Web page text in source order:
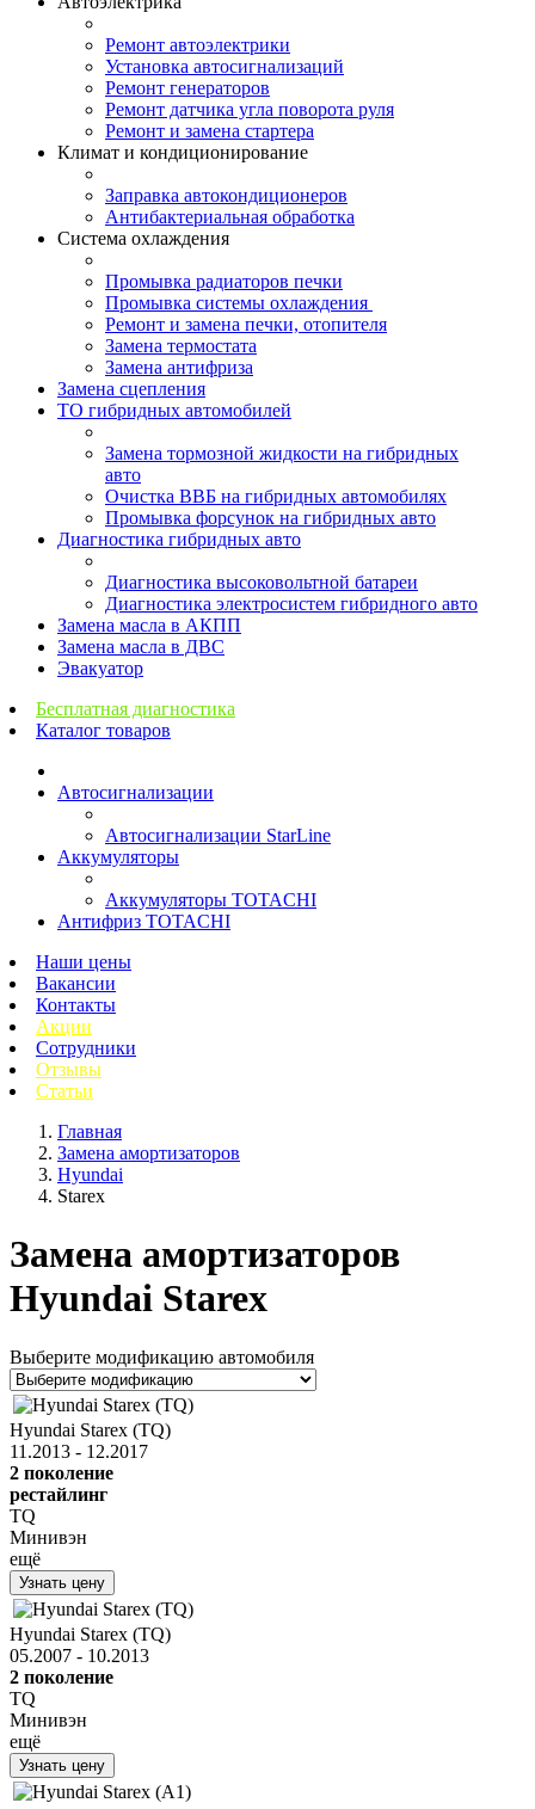
Ремонт автоэлектрики
Установка автосигнализаций
Ремонт генераторов
Ремонт датчика угла поворота руля
Ремонт и замена стартера
Климат и кондиционирование
Заправка автокондиционеров
Антибактериальная обработка
Система охлаждения
Промывка радиаторов печки
Промывка системы охлаждения
Ремонт и замена печки, отопителя
Замена термостата
Замена антифриза
Замена сцепления
ТО гибридных автомобилей
Замена тормозной жидкости на гибридных
авто
Очистка ВВБ на гибридных автомобилях
Промывка форсунок на гибридных авто
Диагностика гибридных авто
Диагностика высоковольтной батареи
Диагностика электросистем гибридного авто
Замена масла в АКПП
Замена масла в ДВС
Эвакуатор
Бесплатная диагностика
Каталог товаров
Автосигнализации
Автосигнализации StarLine
Аккумуляторы
Аккумуляторы TOTACHI
Антифриз TOTACHI
Наши цены
Вакансии
Контакты
Акции
Сотрудники
Отзывы
Статьи
Главная
Замена амортизаторов
Hyundai
Starex
Замена амортизаторов
Hyundai Starex
Выберите модификацию автомобиля
Hyundai Starex (TQ)
11.2013 - 12.2017
2 поколение
рестайлинг
TQ
Минивэн
ещё
Узнать цену
Hyundai Starex (TQ)
05.2007 - 10.2013
2 поколение
TQ
Минивэн
ещё
Узнать цену